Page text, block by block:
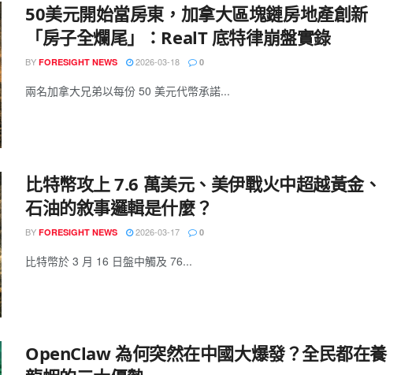
50美元開始當房東，加拿大區塊鏈房地產創新
「房子全爛尾」：RealT 底特律崩盤實錄
BY FORESIGHT NEWS 2026-03-18 0
兩名加拿大兄弟以每份 50 美元代幣承諾...
比特幣攻上 7.6 萬美元、美伊戰火中超越黃金、
石油的敘事邏輯是什麼？
BY FORESIGHT NEWS 2026-03-17 0
比特幣於 3 月 16 日盤中觸及 76...
OpenClaw 為何突然在中國大爆發？全民都在養